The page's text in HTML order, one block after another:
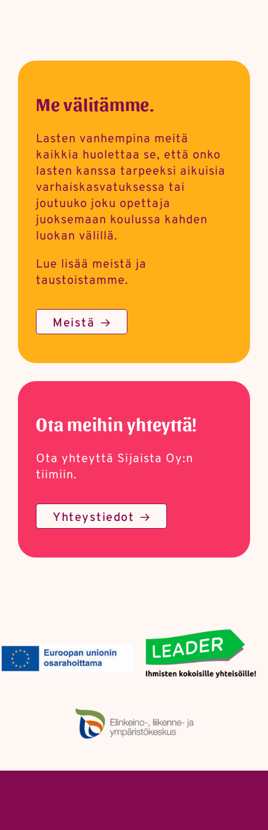
Me välitämme.
Lasten vanhempina meitä
kaikkia huolettaa se, että onko
lasten kanssa tarpeeksi aikuisia
varhais­kasvatuksessa tai
joutuuko joku opettaja
juoksemaan koulussa kahden
luokan välillä.
Lue lisää meistä ja
taustoistamme.
Meistä
Ota meihin yhteyttä!
Ota yhteyttä Sijaista Oy:n
tiimiin.
Yhteystiedot